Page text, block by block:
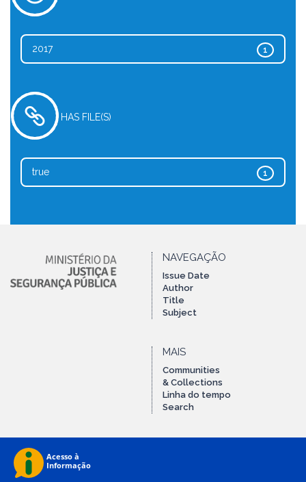
1
2017
HAS FILE(S)
1
true
NAVEGAÇÃO
Issue Date
Author
Title
Subject
MAIS
Communities
& Collections
Linha do tempo
Search